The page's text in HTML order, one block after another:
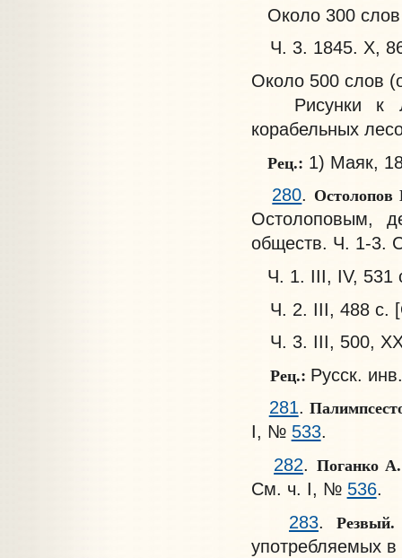
Около 300
Ч. 3. 1845. X,
Около 500 слов
Рисунки к
корабельных
Рец.: 1) Маяк,
280.
Остолоповым,
обществ. Ч. 1-3.
Ч. 1. III, IV, 531
Ч. 2. III, 488 с.
Ч. 3. III, 500,
Рец.: Русск.
281.
I, № 533.
282. Поганко
См. ч. I, № 536.
283.
употребляемых в